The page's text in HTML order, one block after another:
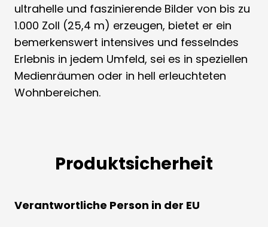
ultrahelle und faszinierende Bilder von bis zu
1.000 Zoll (25,4 m) erzeugen, bietet er ein
bemerkenswert intensives und fesselndes
Erlebnis in jedem Umfeld, sei es in speziellen
Medienräumen oder in hell erleuchteten
Wohnbereichen.
Produktsicherheit
Verantwortliche Person in der EU